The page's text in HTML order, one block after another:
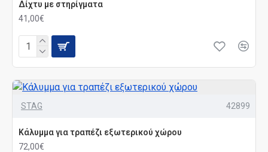
Δίχτυ με στηρίγματα
41,00€
STAG 42899
Κάλυμμα για τραπέζι εξωτερικού χώρου
72,00€